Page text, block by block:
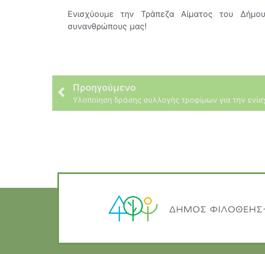
Ενισχύουμε την Τράπεζα Αίματος του
συνανθρώπους μας!
Προηγούμενο